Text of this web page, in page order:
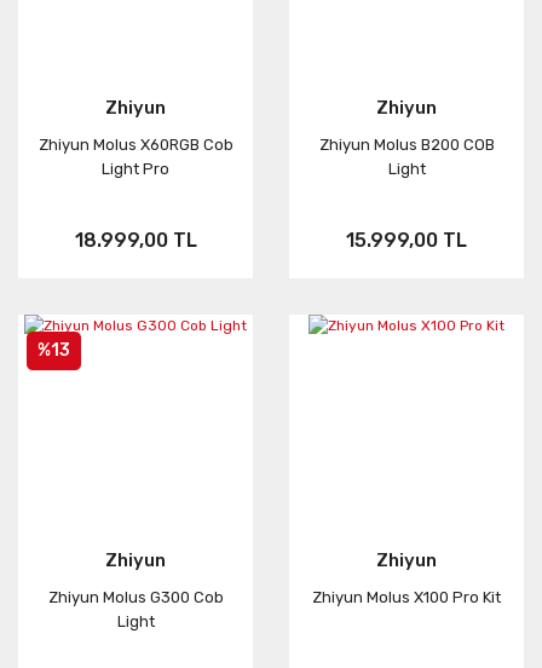
Zhiyun
Zhiyun Molus X60RGB Cob
Light Pro
18.999,00 TL
Zhiyun
Zhiyun Molus B200 COB
Light
15.999,00 TL
%13
Zhiyun
Zhiyun Molus G300 Cob
Light
Zhiyun
Zhiyun Molus X100 Pro Kit